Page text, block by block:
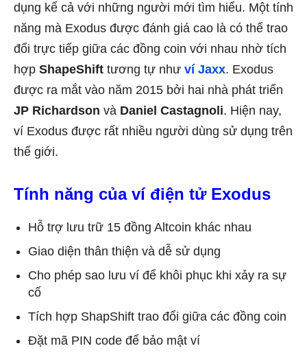
dụng kể cả với những người mới tìm hiểu. Một tính
năng mà Exodus được đánh giá cao là có thể trao
đổi trực tiếp giữa các đồng coin với nhau nhờ tích
hợp ShapeShift tương tự như ví Jaxx. Exodus
được ra mắt vào năm 2015 bởi hai nhà phát triển
JP Richardson và Daniel Castagnoli. Hiện nay,
ví Exodus được rất nhiều người dùng sử dụng trên
thế giới.
Tính năng của ví điện tử Exodus
Hỗ trợ lưu trữ 15 đồng Altcoin khác nhau
Giao diện thân thiện và dễ sử dụng
Cho phép sao lưu ví để khôi phục khi xảy ra sự
cố
Tích hợp ShapShift trao đổi giữa các đồng coin
Đặt mã PIN code để bảo mật ví